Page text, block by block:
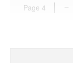
Page 4